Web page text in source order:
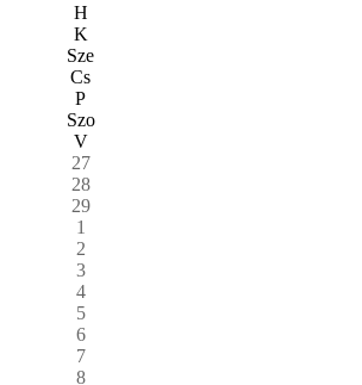
H
K
Sze
Cs
P
Szo
V
27
28
29
1
2
3
4
5
6
7
8